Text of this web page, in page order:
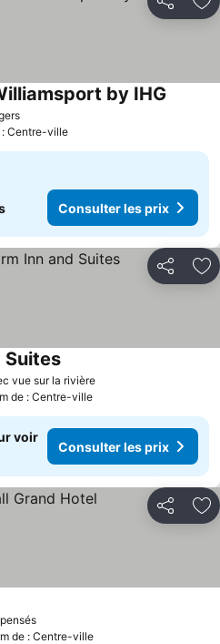
Partager
Consulter les prix
by IHG
: Centre-ville
Consulter les prix
Partager
vue sur la rivièreConsulter les prix
SuitesConsulter les prix
de : Centre-ville
voir
Consulter les prix
Partager
Consulter les prix
les prix
de : Centre-ville